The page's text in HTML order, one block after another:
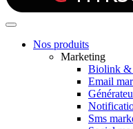
Nos produits
Marketing
Biolink &
Email
Sms